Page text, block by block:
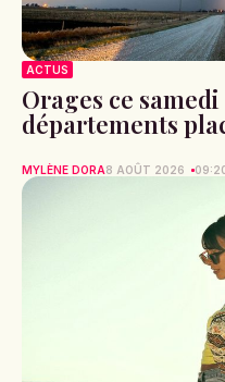
ACTUS
Orages ce
départements
MYLÈNE DORA8 AOÛT 2026